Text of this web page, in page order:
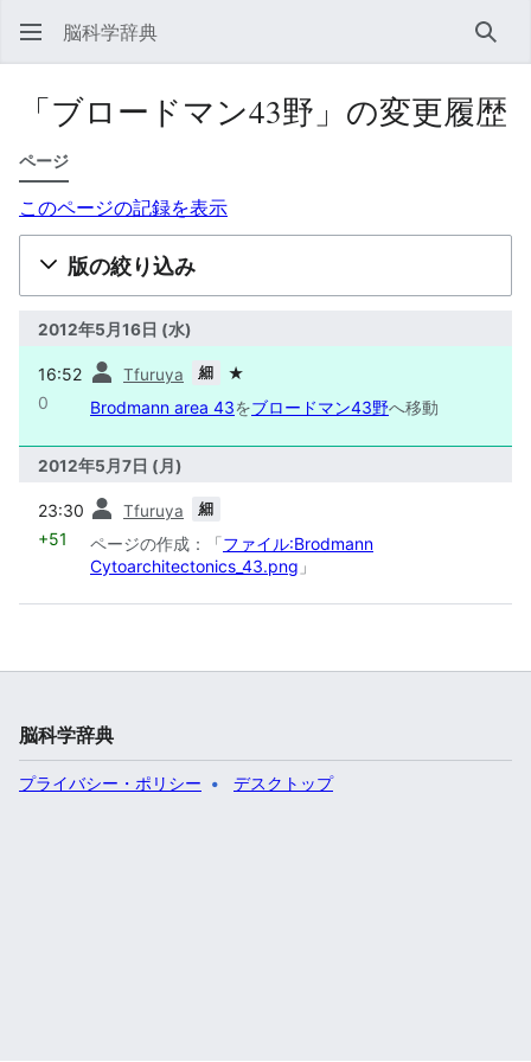
脳科学辞典 検索
「ブロードマン43野」の変更履歴
ページ
このページの記録を表示
版の絞り込み
2012年5月16日 (水)
16:52 Tfuruya 細
0 Brodmann area 43をブロードマン43野へ移動
★
2012年5月7日 (月)
23:30 Tfuruya 細
+51 ページの作成：「 ファイル:Brodmann
Cytoarchitectonics_43.png 」
脳科学辞典
プライバシー・ポリシー デスクトップ